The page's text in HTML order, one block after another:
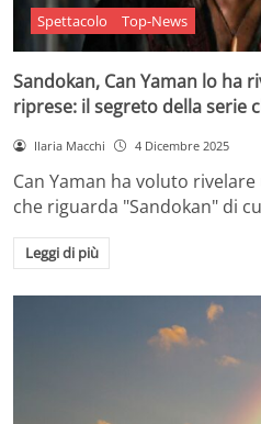
Spettacolo Top-News
Sandokan, Can Yaman lo ha
riprese: il segreto della serie
Ilaria Macchi 4 Dicembre 2025
Can Yaman ha voluto
che riguarda "Sandokan" di
Leggi di più